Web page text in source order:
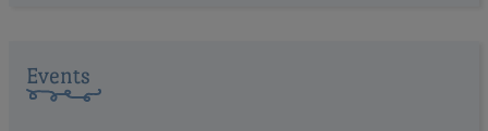
Events